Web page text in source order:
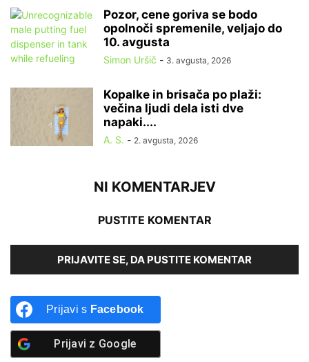
Pozor, cene goriva se bodo
opolnoči spremenile, veljajo do
10. avgusta
Simon Uršič - 3. avgusta, 2026
Kopalke in brisača po plaži:
večina ljudi dela isti dve
napaki....
A. S. - 2. avgusta, 2026
NI KOMENTARJEV
PUSTITE KOMENTAR
PRIJAVITE SE, DA PUSTITE KOMENTAR
Prijavi s Facebook
Prijavi z Google